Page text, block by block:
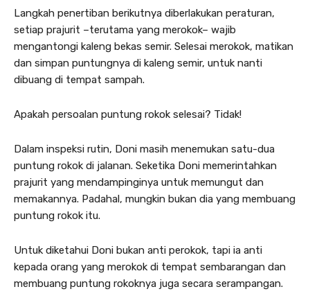
Langkah penertiban berikutnya diberlakukan peraturan,
setiap prajurit –terutama yang merokok– wajib
mengantongi kaleng bekas semir. Selesai merokok, matikan
dan simpan puntungnya di kaleng semir, untuk nanti
dibuang di tempat sampah.
Apakah persoalan puntung rokok selesai? Tidak!
Dalam inspeksi rutin, Doni masih menemukan satu-dua
puntung rokok di jalanan. Seketika Doni memerintahkan
prajurit yang mendampinginya untuk memungut dan
memakannya. Padahal, mungkin bukan dia yang membuang
puntung rokok itu.
Untuk diketahui Doni bukan anti perokok, tapi ia anti
kepada orang yang merokok di tempat sembarangan dan
membuang puntung rokoknya juga secara serampangan.